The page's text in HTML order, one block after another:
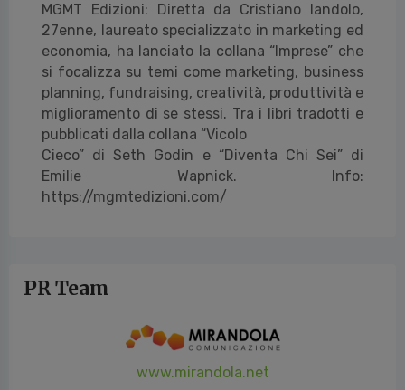
MGMT Edizioni: Diretta da Cristiano Iandolo,
27enne, laureato specializzato in marketing ed
economia, ha lanciato la collana “Imprese” che
si focalizza su temi come marketing, business
planning, fundraising, creatività, produttività e
miglioramento di se stessi. Tra i libri tradotti e
pubblicati dalla collana “Vicolo
Cieco” di Seth Godin e “Diventa Chi Sei” di
Emilie Wapnick. Info:
https://mgmtedizioni.com/
PR Team
www.mirandola.net